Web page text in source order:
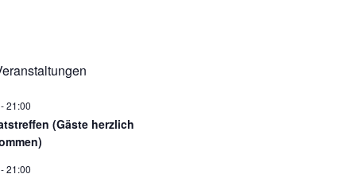
-21:00
(Gäste herzlich
-21:00